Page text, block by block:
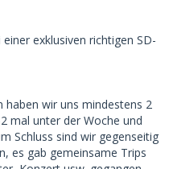
exklusiven richtigen SD-
haben wir uns mindestens 2
mal unter der Woche und
Schluss sind wir gegenseitig
es gab gemeinsame Trips